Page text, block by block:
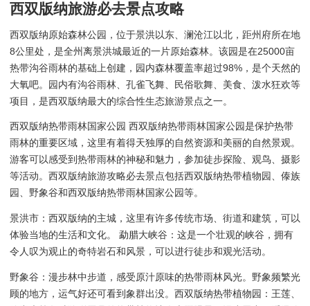
西双版纳旅游必去景点攻略
西双版纳原始森林公园，位于景洪以东、澜沧江以北，距州府所在地
8公里处，是全州离景洪城最近的一片原始森林。该园是在25000亩
热带沟谷雨林的基础上创建，园内森林覆盖率超过98%，是个天然的
大氧吧。园内有沟谷雨林、孔雀飞舞、民俗歌舞、美食、泼水狂欢等
项目，是西双版纳最大的综合性生态旅游景点之一。
西双版纳热带雨林国家公园 西双版纳热带雨林国家公园是保护热带
雨林的重要区域，这里有着得天独厚的自然资源和美丽的自然景观。
游客可以感受到热带雨林的神秘和魅力，参加徒步探险、观鸟、摄影
等活动。西双版纳旅游攻略必去景点包括西双版纳热带植物园、傣族
园、野象谷和西双版纳热带雨林国家公园等。
景洪市：西双版纳的主城，这里有许多传统市场、街道和建筑，可以
体验当地的生活和文化。 勐腊大峡谷：这是一个壮观的峡谷，拥有
令人叹为观止的奇特岩石和风景，可以进行徒步和观光活动。
野象谷：漫步林中步道，感受原汁原味的热带雨林风光。野象频繁光
顾的地方，运气好还可看到象群出没。西双版纳热带植物园：王莲、